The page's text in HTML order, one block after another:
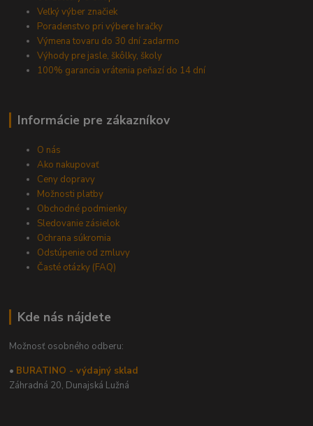
Veľký výber značiek
Poradenstvo pri výbere hračky
Výmena tovaru do 30 dní zadarmo
Výhody pre jasle, škôlky, školy
100% garancia vrátenia peňazí do 14 dní
Informácie pre zákazníkov
O nás
Ako nakupovať
Ceny dopravy
Možnosti platby
Obchodné podmienky
Sledovanie zásielok
Ochrana súkromia
Odstúpenie od zmluvy
Časté otázky (FAQ)
Kde nás nájdete
Možnosť osobného odberu:
• BURATINO - výdajný sklad
Záhradná 20, Dunajská Lužná